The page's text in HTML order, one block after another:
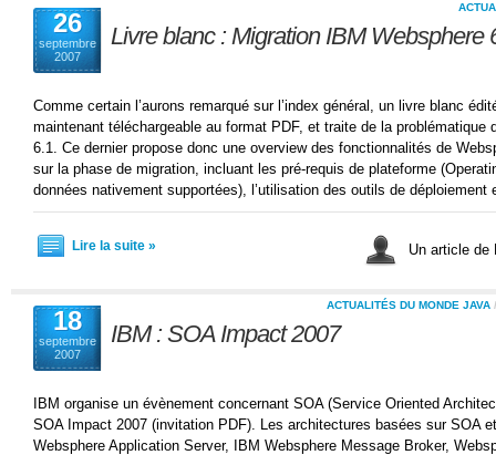
26
septembre
2007
Livre blanc : Migration IBM Websphere
Comme certain l’aurons remarqué sur l’index général, un livre blanc
maintenant téléchargeable au format PDF, et traite de la problématique
6.1. Ce dernier propose donc une overview des fonctionnalités de
sur la phase de migration, incluant les pré-requis de plateforme
données nativement supportées), l’utilisation des outils de
Lire la suite » Un article
18
septembre
2007
ACTUALITÉS DU MONDE JAVA
IBM : SOA Impact 2007
IBM organise un évènement concernant SOA (Service Oriented
SOA Impact 2007 (invitation PDF). Les architectures basées sur SOA
Websphere Application Server, IBM Websphere Message Broker,